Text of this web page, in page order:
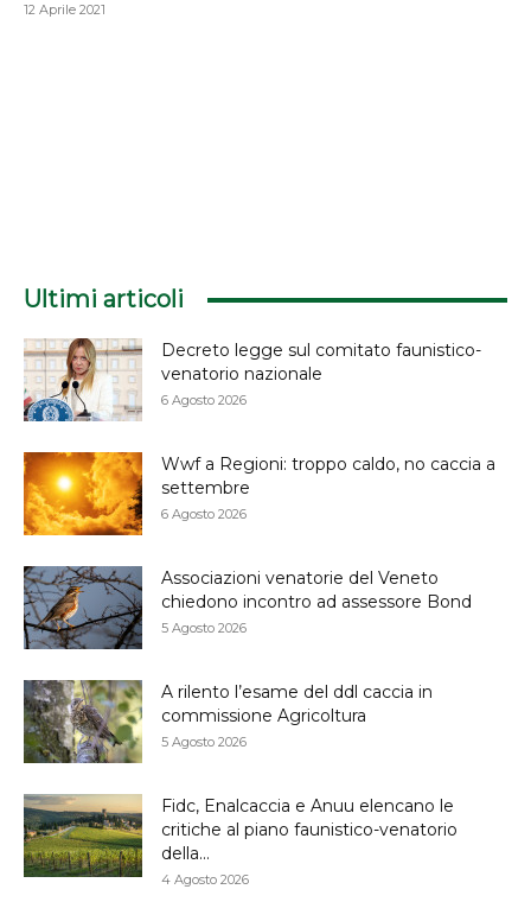
12 Aprile 2021
Ultimi articoli
Decreto legge sul comitato faunistico-
venatorio nazionale
6 Agosto 2026
Wwf a Regioni: troppo caldo, no caccia a
settembre
6 Agosto 2026
Associazioni venatorie del Veneto
chiedono incontro ad assessore Bond
5 Agosto 2026
A rilento l’esame del ddl caccia in
commissione Agricoltura
5 Agosto 2026
Fidc, Enalcaccia e Anuu elencano le
critiche al piano faunistico-venatorio
della...
4 Agosto 2026